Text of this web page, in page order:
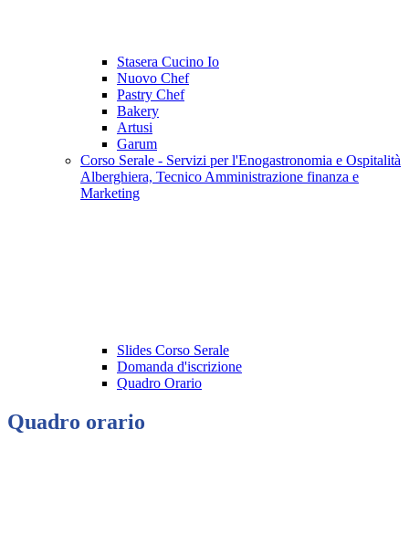
Stasera Cucino Io
Nuovo Chef
Pastry Chef
Bakery
Artusi
Garum
Corso Serale - Servizi per l'Enogastronomia e Ospitalità
Alberghiera, Tecnico Amministrazione finanza e
Marketing
Slides Corso Serale
Domanda d'iscrizione
Quadro Orario
Quadro orario